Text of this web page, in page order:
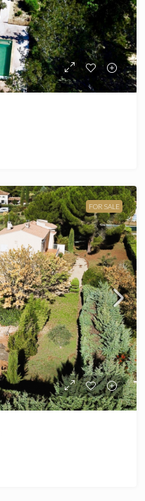
FOR SALE